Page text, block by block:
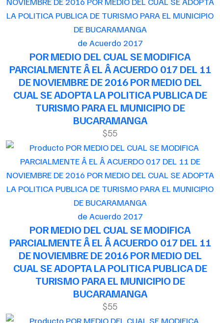
de Acuerdo 2017
POR MEDIO DEL CUAL SE MODIFICA
PARCIALMENTE Â EL Â ACUERDO 017 DEL 11
DE NOVIEMBRE DE 2016 POR MEDIO DEL
CUAL SE ADOPTA LA POLITICA PUBLICA DE
TURISMO PARA EL MUNICIPIO DE
BUCARAMANGA
$55
de Acuerdo 2017
POR MEDIO DEL CUAL SE MODIFICA
PARCIALMENTE Â EL Â ACUERDO 017 DEL 11
DE NOVIEMBRE DE 2016 POR MEDIO DEL
CUAL SE ADOPTA LA POLITICA PUBLICA DE
TURISMO PARA EL MUNICIPIO DE
BUCARAMANGA
$55